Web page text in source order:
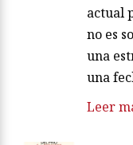
actual
no es
una
una
Leer